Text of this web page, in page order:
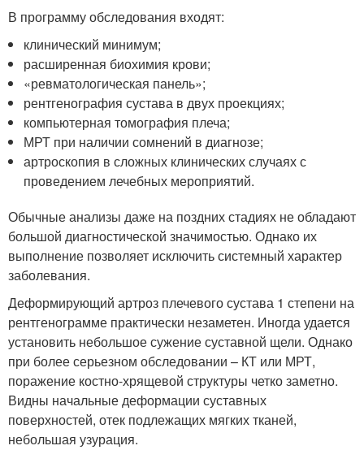
В программу обследования входят:
клинический минимум;
расширенная биохимия крови;
«ревматологическая панель»;
рентгенография сустава в двух проекциях;
компьютерная томография плеча;
МРТ при наличии сомнений в диагнозе;
артроскопия в сложных клинических случаях с
проведением лечебных мероприятий.
Обычные анализы даже на поздних стадиях не обладают
большой диагностической значимостью. Однако их
выполнение позволяет исключить системный характер
заболевания.
Деформирующий артроз плечевого сустава 1 степени на
рентгенограмме практически незаметен. Иногда удается
установить небольшое сужение суставной щели. Однако
при более серьезном обследовании – КТ или МРТ,
поражение костно-хрящевой структуры четко заметно.
Видны начальные деформации суставных
поверхностей, отек подлежащих мягких тканей,
небольшая узурация.